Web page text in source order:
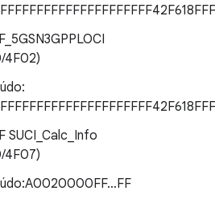
4F02)
SUCI_Calc_Info
4F07)